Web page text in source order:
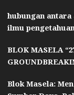
hubungan
ilmu
BLOK MASELA
Blok Masela: